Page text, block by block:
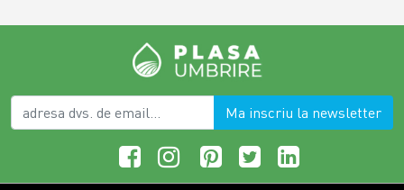
Ma inscriu la newsletter